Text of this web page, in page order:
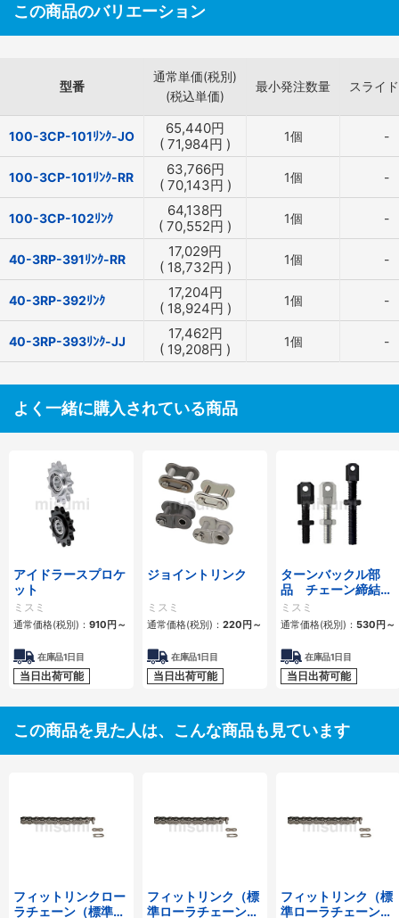
この商品のバリエーション
型番
通常単価(税別)
(税込単価)
最小発注数量 スライ
100-3CP-101ﾘﾝｸ-JO 65,440円
( 71,984円 ) 1個 -
100-3CP-101ﾘﾝｸ-RR 63,766円
( 70,143円 ) 1個 -
100-3CP-102ﾘﾝｸ 64,138円
( 70,552円 ) 1個 -
40-3RP-391ﾘﾝｸ-RR 17,029円
( 18,732円 ) 1個 -
40-3RP-392ﾘﾝｸ 17,204円
( 18,924円 ) 1個 -
40-3RP-393ﾘﾝｸ-JJ 17,462円
( 19,208円 ) 1個 -
よく一緒に購入されている商品
アイドラースプロケ
ット
ミスミ
通常価格(税別)： 910円～
在庫品1日目
当日出荷可能
ジョイントリンク
ミスミ
通常価格(税別)： 220円～
在庫品1日目
当日出荷可能
ターンバックル部
品 チェーン締結
用 スタンダードタ
イプ・ロングタイプ
ミスミ
通常価格(税別)： 530円～
在庫品1日目
当日出荷可能
この商品を見た人は、こんな商品も見ています
フィットリンクロー
ラチェーン（標準ロ
フィットリンク（標
準ローラチェーン）
フィットリンク（標
準ローラチェーン）